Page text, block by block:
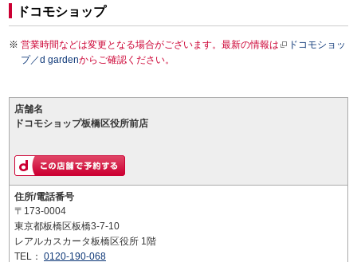
ドコモショップ
営業時間などは変更となる場合がございます。最新の情報は
ドコモショッ
プ／d gardenからご確認ください。
店舗名
ドコモショップ板橋区役所前店
住所/電話番号
〒173-0004
東京都板橋区板橋3-7-10
レアルカスカータ板橋区役所 1階
TEL： 0120-190-068